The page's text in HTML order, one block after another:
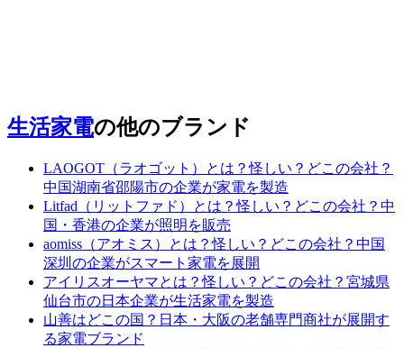
生活家電の他のブランド
LAOGOT（ラオゴット）とは？怪しい？どこの会社？
中国湖南省邵陽市の企業が家電を製造
Litfad（リットファド）とは？怪しい？どこの会社？中
国・香港の企業が照明を販売
aomiss（アオミス）とは？怪しい？どこの会社？中国
深圳の企業がスマート家電を展開
アイリスオーヤマとは？怪しい？どこの会社？宮城県
仙台市の日本企業が生活家電を製造
山善はどこの国？日本・大阪の老舗専門商社が展開す
る家電ブランド